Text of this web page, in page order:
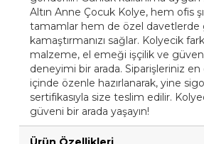
Altın Anne Çocuk Kolye, hem ofis
tamamlar hem de özel davetlerde
kamaştırmanızı sağlar. Kolyecik
malzeme, el emeği işçilik ve
deneyimi bir arada. Siparişleriniz
içinde özenle hazırlanarak, yine
sertifikasıyla size teslim edilir.
güveni bir arada yaşayın!